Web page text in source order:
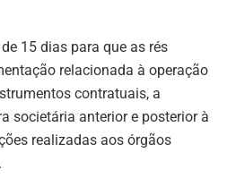
15 dias para que as rés
relacionada à operação
contratuais, a
societária anterior e posterior à
realizadas aos órgãos